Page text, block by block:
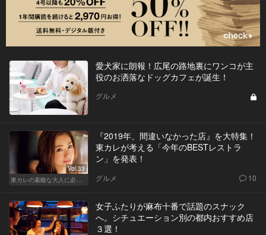
愛犬家に朗報！広尾の路地裏にワンコが主
役のお洒落なドッグカフェが誕生！
グルメ
Vol.33
東カレの素敵な大人に必要なこと
『2019年、間違いなかった店』を大特集！
東カレが考える「今年のBESTレストラ
ン」を発表！
グルメ 10
女子ふたりが麻布十番で話題のスナック
へ。シチュエーション別の都内おすすめ店
３選！